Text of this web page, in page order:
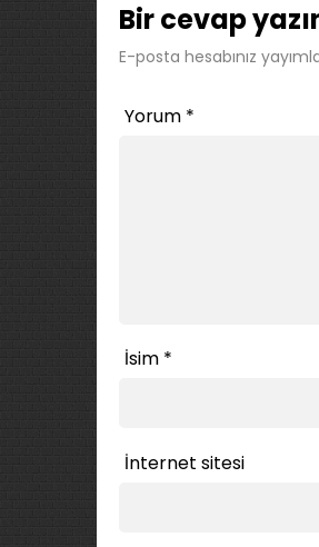
Bir cevap
E-posta hesabınız
Yorum *
İsim *
İnternet sitesi